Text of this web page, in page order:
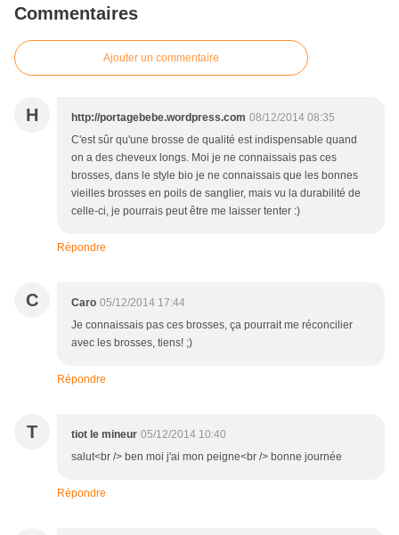
Commentaires
Ajouter un commentaire
H http://portagebebe.wordpress.com 08/12/2014 08:35
C'est sûr qu'une brosse de qualité est indispensable quand
on a des cheveux longs. Moi je ne connaissais pas ces
brosses, dans le style bio je ne connaissais que les bonnes
vieilles brosses en poils de sanglier, mais vu la durabilité de
celle-ci, je pourrais peut être me laisser tenter :)
Répondre
C Caro 05/12/2014 17:44
Je connaissais pas ces brosses, ça pourrait me réconcilier
avec les brosses, tiens! ;)
Répondre
T tiot le mineur 05/12/2014 10:40
salut<br /> ben moi j'ai mon peigne<br /> bonne journée
Répondre